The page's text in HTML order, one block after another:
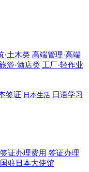
·土木类 高端管理·高端
游·酒店类 工厂·轻作业
签证 日本生活 日语学习
签证办理费用 签证办理
驻日本大使馆